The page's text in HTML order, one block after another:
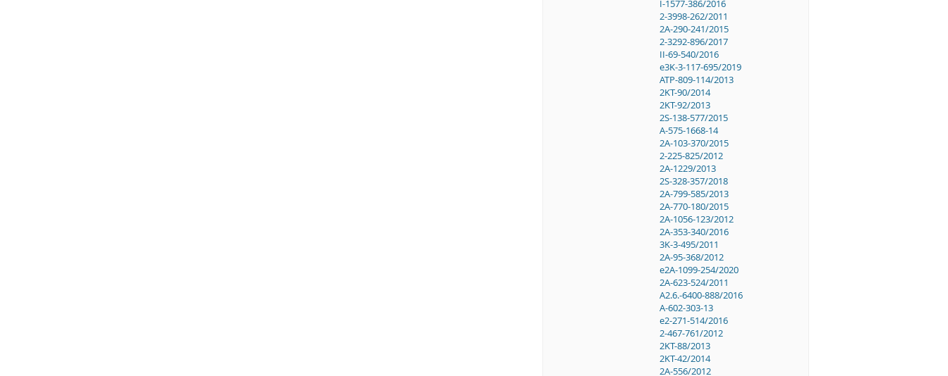
I-1577-386/2016
2-3998-262/2011
2A-290-241/2015
2-3292-896/2017
II-69-540/2016
e3K-3-117-695/2019
ATP-809-114/2013
2KT-90/2014
2KT-92/2013
2S-138-577/2015
A-575-1668-14
2A-103-370/2015
2-225-825/2012
2A-1229/2013
2S-328-357/2018
2A-799-585/2013
2A-770-180/2015
2A-1056-123/2012
2A-353-340/2016
3K-3-495/2011
2A-95-368/2012
e2A-1099-254/2020
2A-623-524/2011
A2.6.-6400-888/2016
A-602-303-13
e2-271-514/2016
2-467-761/2012
2KT-88/2013
2KT-42/2014
2A-556/2012